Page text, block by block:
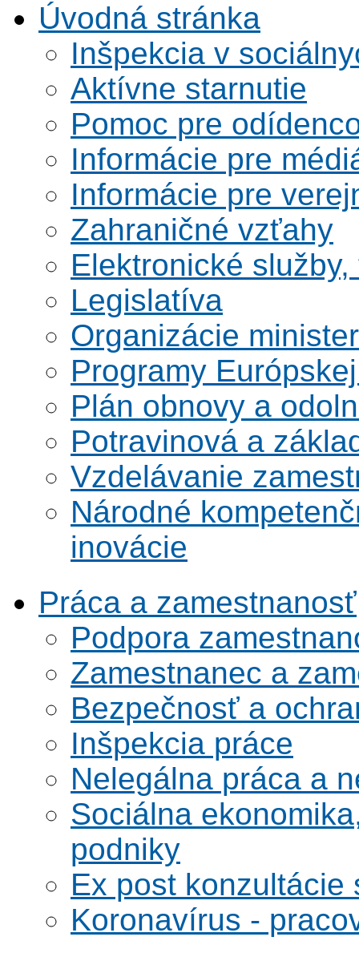
Úvodná stránka
Inšpekcia v
Aktívne starnutie
Pomoc pre
Informácie pre
Informácie pre
Zahraničné vzťahy
Elektronické
Legislatíva
Organizácie
Programy
Plán obnovy a
Potravinová a
Vzdelávanie
Národné
inovácie
Práca a zamestnanosť
Podpora
Zamestnanec a
Bezpečnosť a
Inšpekcia práce
Nelegálna práca a
Sociálna
podniky
Ex post
Koronavírus -